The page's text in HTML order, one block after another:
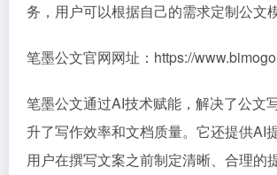
务，用户可以根据自己的需求定制公文
笔墨公文官网网址： https://
笔墨公文通过AI技术赋能，解决了公文
升了写作效率和文档质量。它还提供AI
用户在撰写文案之前制定清晰、合理的